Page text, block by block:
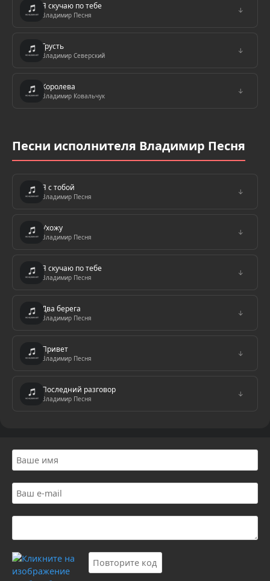
Я cкучаю по тебе
Владимир Песня
↓
Грусть
Владимир Северский
↓
Королева
Владимир Ковальчук
↓
Песни исполнителя Владимир Песня
Я с тобой
Владимир Песня
↓
Ухожу
Владимир Песня
↓
Я cкучаю по тебе
Владимир Песня
↓
Два берега
Владимир Песня
↓
Привет
Владимир Песня
↓
Последний разговор
Владимир Песня
↓